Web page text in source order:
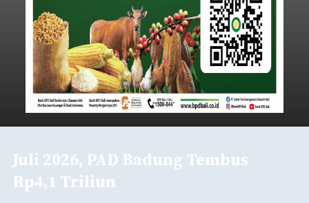
Juli 2026, PAD Badung Tembus
Rp4,1 Triliun